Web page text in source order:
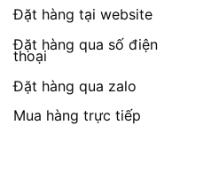
phẩm
Đặt hàng tại website
Đặt hàng qua số điện
thoại
Đặt hàng qua zalo
Mua hàng trực tiếp